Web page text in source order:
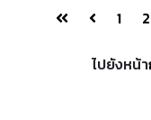
1 2
ไปยังหน้า